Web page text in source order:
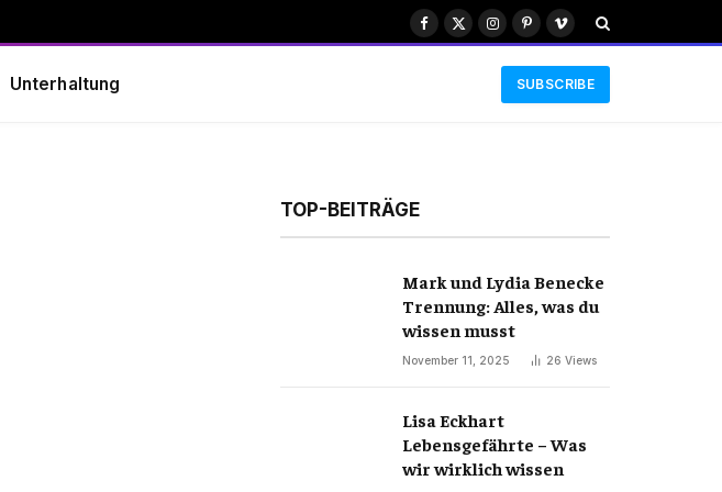
Facebook
X
Instagram
PinterestVimeo
Unterhaltung SUBSCRIBE
TOP-BEITRÄGE
Mark und Lydia Benecke
Trennung: Alles, was du
wissen musst
November 11, 2025 26 Views
Lisa Eckhart
Lebensgefährte – Was
wir wirklich wissen